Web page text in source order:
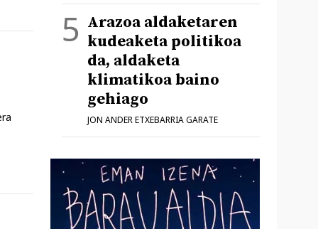
Arazoa aldaketaren
kudeaketa politikoa
da, aldaketa
klimatikoa baino
gehiago
JON ANDER ETXEBARRIA GARATE